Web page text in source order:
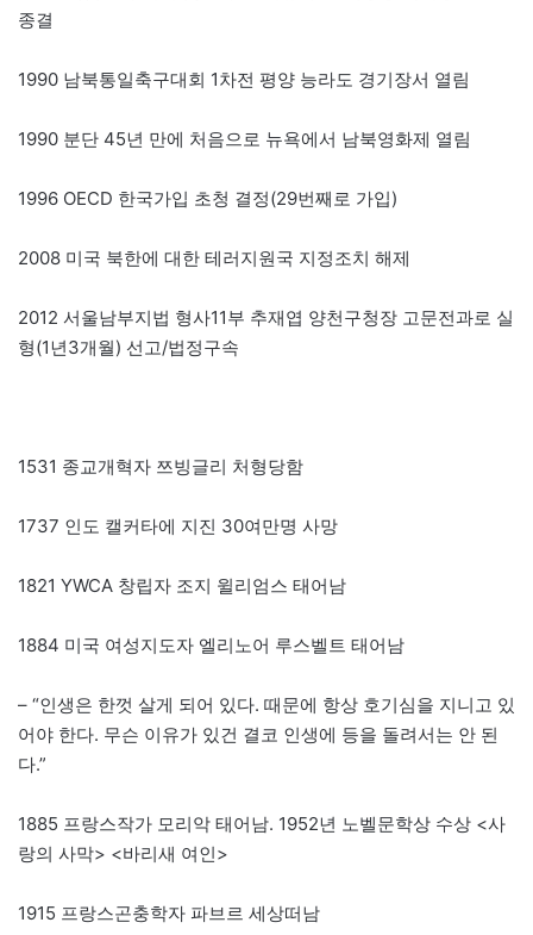
종결
1990 남북통일축구대회 1차전 평양 능라도 경기장서 열림
1990 분단 45년 만에 처음으로 뉴욕에서 남북영화제 열림
1996 OECD 한국가입 초청 결정(29번째로 가입)
2008 미국 북한에 대한 테러지원국 지정조치 해제
2012 서울남부지법 형사11부 추재엽 양천구청장 고문전과로 실
형(1년3개월) 선고/법정구속
1531 종교개혁자 쯔빙글리 처형당함
1737 인도 캘커타에 지진 30여만명 사망
1821 YWCA 창립자 조지 윌리엄스 태어남
1884 미국 여성지도자 엘리노어 루스벨트 태어남
– “인생은 한껏 살게 되어 있다. 때문에 항상 호기심을 지니고 있
어야 한다. 무슨 이유가 있건 결코 인생에 등을 돌려서는 안 된
다.”
1885 프랑스작가 모리악 태어남. 1952년 노벨문학상 수상 <사
랑의 사막> <바리새 여인>
1915 프랑스곤충학자 파브르 세상떠남